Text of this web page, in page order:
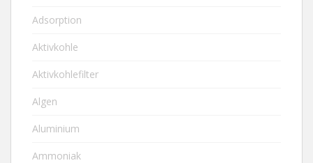
Adsorption
Aktivkohle
Aktivkohlefilter
Algen
Aluminium
Ammoniak